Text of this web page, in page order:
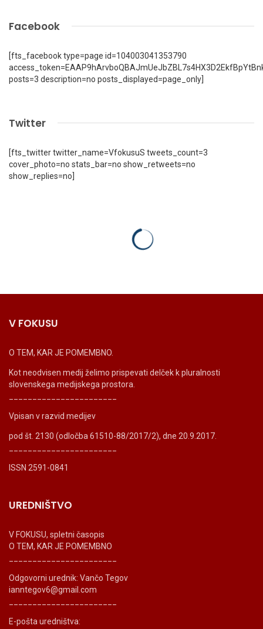
Facebook
[fts_facebook type=page id=104003041353790
posts=3 description=no posts_displayed=page_only]
Twitter
[fts_twitter twitter_name=VfokusuS tweets_count=3
cover_photo=no stats_bar=no show_retweets=no
show_replies=no]
V FOKUSU
O TEM, KAR JE POMEMBNO.
Kot neodvisen medij želimo prispevati delček k pluralnosti
slovenskega medijskega prostora.
Vpisan v razvid medijev
pod št. 2130 (odločba 61510-88/2017/2), dne 20.9.2017.
ISSN 2591-0841
UREDNIŠTVO
V FOKUSU, spletni časopis
O TEM, KAR JE POMEMBNO
Odgovorni urednik: Vančo Tegov
ianntegov6@gmail.com
E-pošta uredništva: